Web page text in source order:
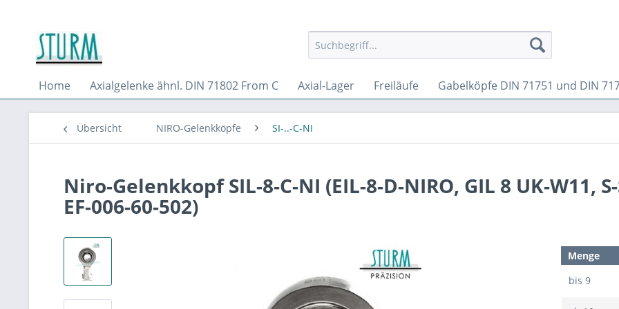
Home Axialgelenke ähnl. DIN 71802 From C Axial-Lager Freiläufe Gabelköpfe DIN 71751 und DIN
Übersicht NIRO-Gelenkköpfe SI-..-C-NI
Niro-Gelenkkopf SIL-8-C-NI (EIL-8-D-NIRO, GIL 8 UK-W11,
EF-006-60-502)
Menge
bis9